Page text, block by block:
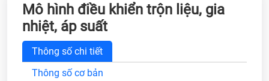
Mô hình điều khiển trộn liệu, gia
nhiệt, áp suất
Thông số chi tiết
Thông số cơ bản